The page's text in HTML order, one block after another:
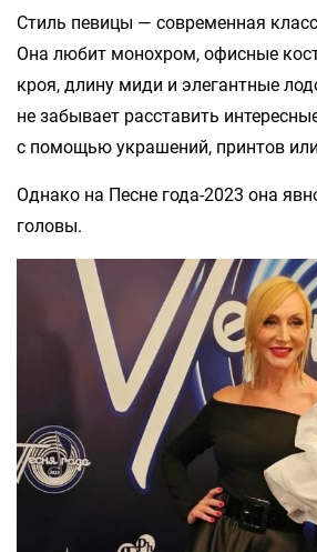
Стиль певицы — современная
Она любит монохром, офисные
кроя, длину миди и элегантные
не забывает расставить
с помощью украшений, принтов
Однако на Песне года-2023 она
головы.